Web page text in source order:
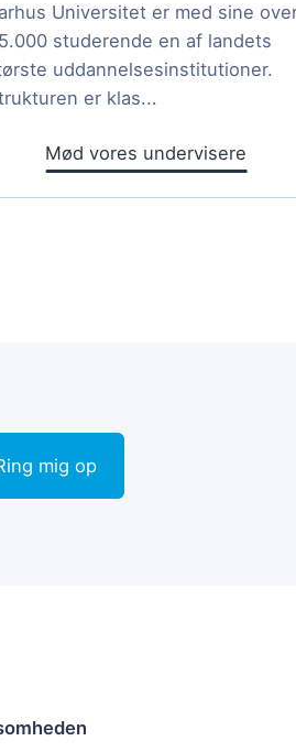
Universitet er med sine
studerende en af landets
uddannelsesinstitutioner.
er klas...
Mød vores undervisere
mig op